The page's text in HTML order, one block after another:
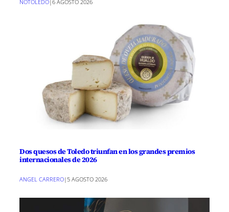
NOTOLEDO|6 AGOSTO 2026
Dos quesos de Toledo triunfan en los grandes premios
internacionales de 2026
ANGEL CARRERO| 5 AGOSTO 2026